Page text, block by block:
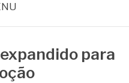
para